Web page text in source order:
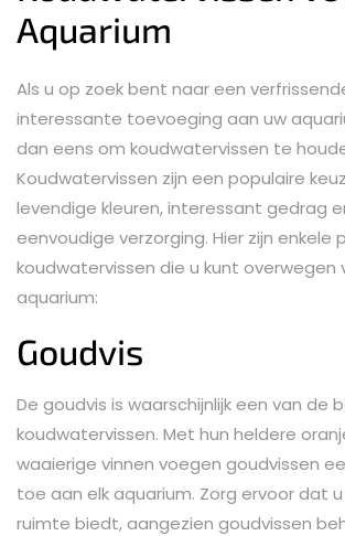
Aquarium
Als u op zoek bent naar een
interessante toevoeging aan uw
dan eens om koudwatervissen te
Koudwatervissen zijn een populaire
levendige kleuren, interessant gedrag
eenvoudige verzorging. Hier zijn enkele
koudwatervissen die u kunt overwegen
aquarium:
Goudvis
De goudvis is waarschijnlijk een van de
koudwatervissen. Met hun heldere
waaierige vinnen voegen goudvissen
toe aan elk aquarium. Zorg ervoor dat
ruimte biedt, aangezien goudvissen